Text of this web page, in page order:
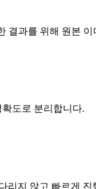
결과를 위해 원본
도로 분리합니다.
리지 않고 빠르게 진